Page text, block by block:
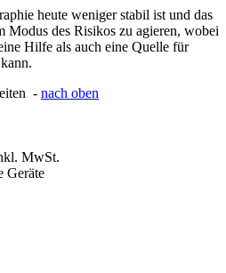
heute weniger stabil ist und das
des Risikos zu agieren, wobei
Hilfe als auch eine Quelle für
- nach oben
MwSt.
Geräte